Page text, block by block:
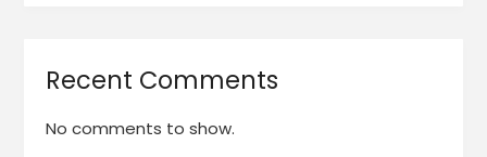
Recent Comments
No comments to show.